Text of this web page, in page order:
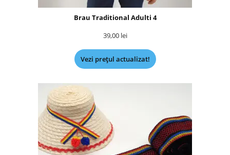
Brau Traditional Adulti 4
39,00 lei
Vezi prețul actualizat!